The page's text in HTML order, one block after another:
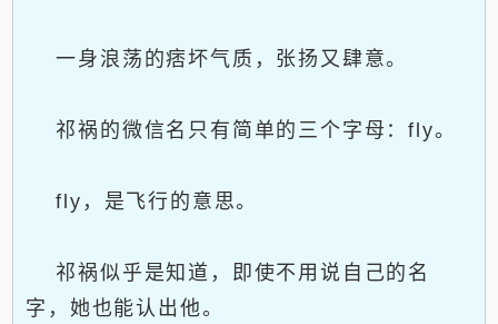
一身浪荡的痞坏气质，张扬又肆意。
祁祸的微信名只有简单的三个字母：fly。
fly，是飞行的意思。
祁祸似乎是知道，即使不用说自己的名
字，她也能认出他。